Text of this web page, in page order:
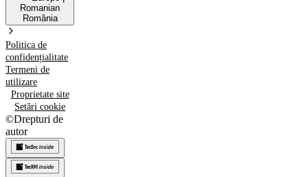
Romanian
România
Politica de
confidențialitate
Termeni de
utilizare
Proprietate site
Setări cookie
©Drepturi de
autor